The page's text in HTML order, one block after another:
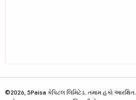
©2026, 5Paisa કેપિટલ લિમિટેડ. તમામ હકો આરક્ષિત.